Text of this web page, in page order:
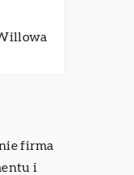
firma
i